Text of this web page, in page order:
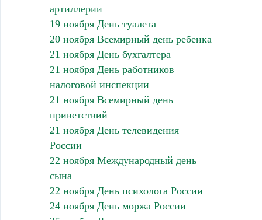
артиллерии
19 ноября День туалета
20 ноября Всемирный день ребенка
21 ноября День бухгалтера
21 ноября День работников
налоговой инспекции
21 ноября Всемирный день
приветствий
21 ноября День телевидения
России
22 ноября Международный день
сына
22 ноября День психолога России
24 ноября День моржа России